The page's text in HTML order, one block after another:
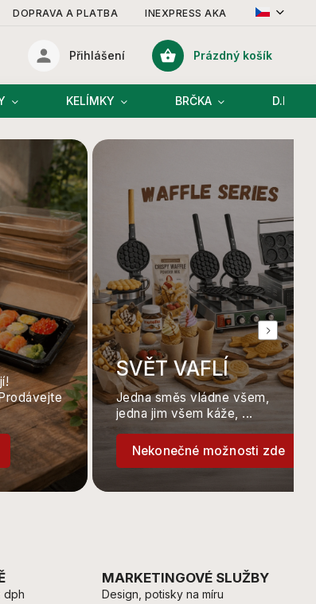
DOPRAVA A PLATBA INEXPRESS AKADEMIE
Nákupní
Prázdný košík
Přihlášení
KELÍMKY BRČKA D.I.Y
SVĚT VAFLÍ
Jedna směs vládne všem,
jedna jim všem káže, ...
Nekonečné možnosti zde
Next
dph
MARKETINGOVÉ SLUŽBY
Design, potisky na míru